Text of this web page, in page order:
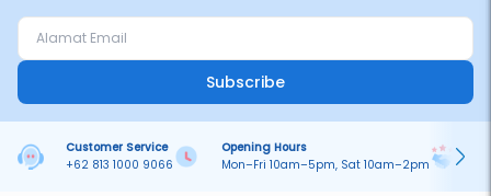
Subscribe
Customer Service
+62 813 1000 9066
Opening Hours
Mon–Fri 10am–5pm, Sat 10am–2pm